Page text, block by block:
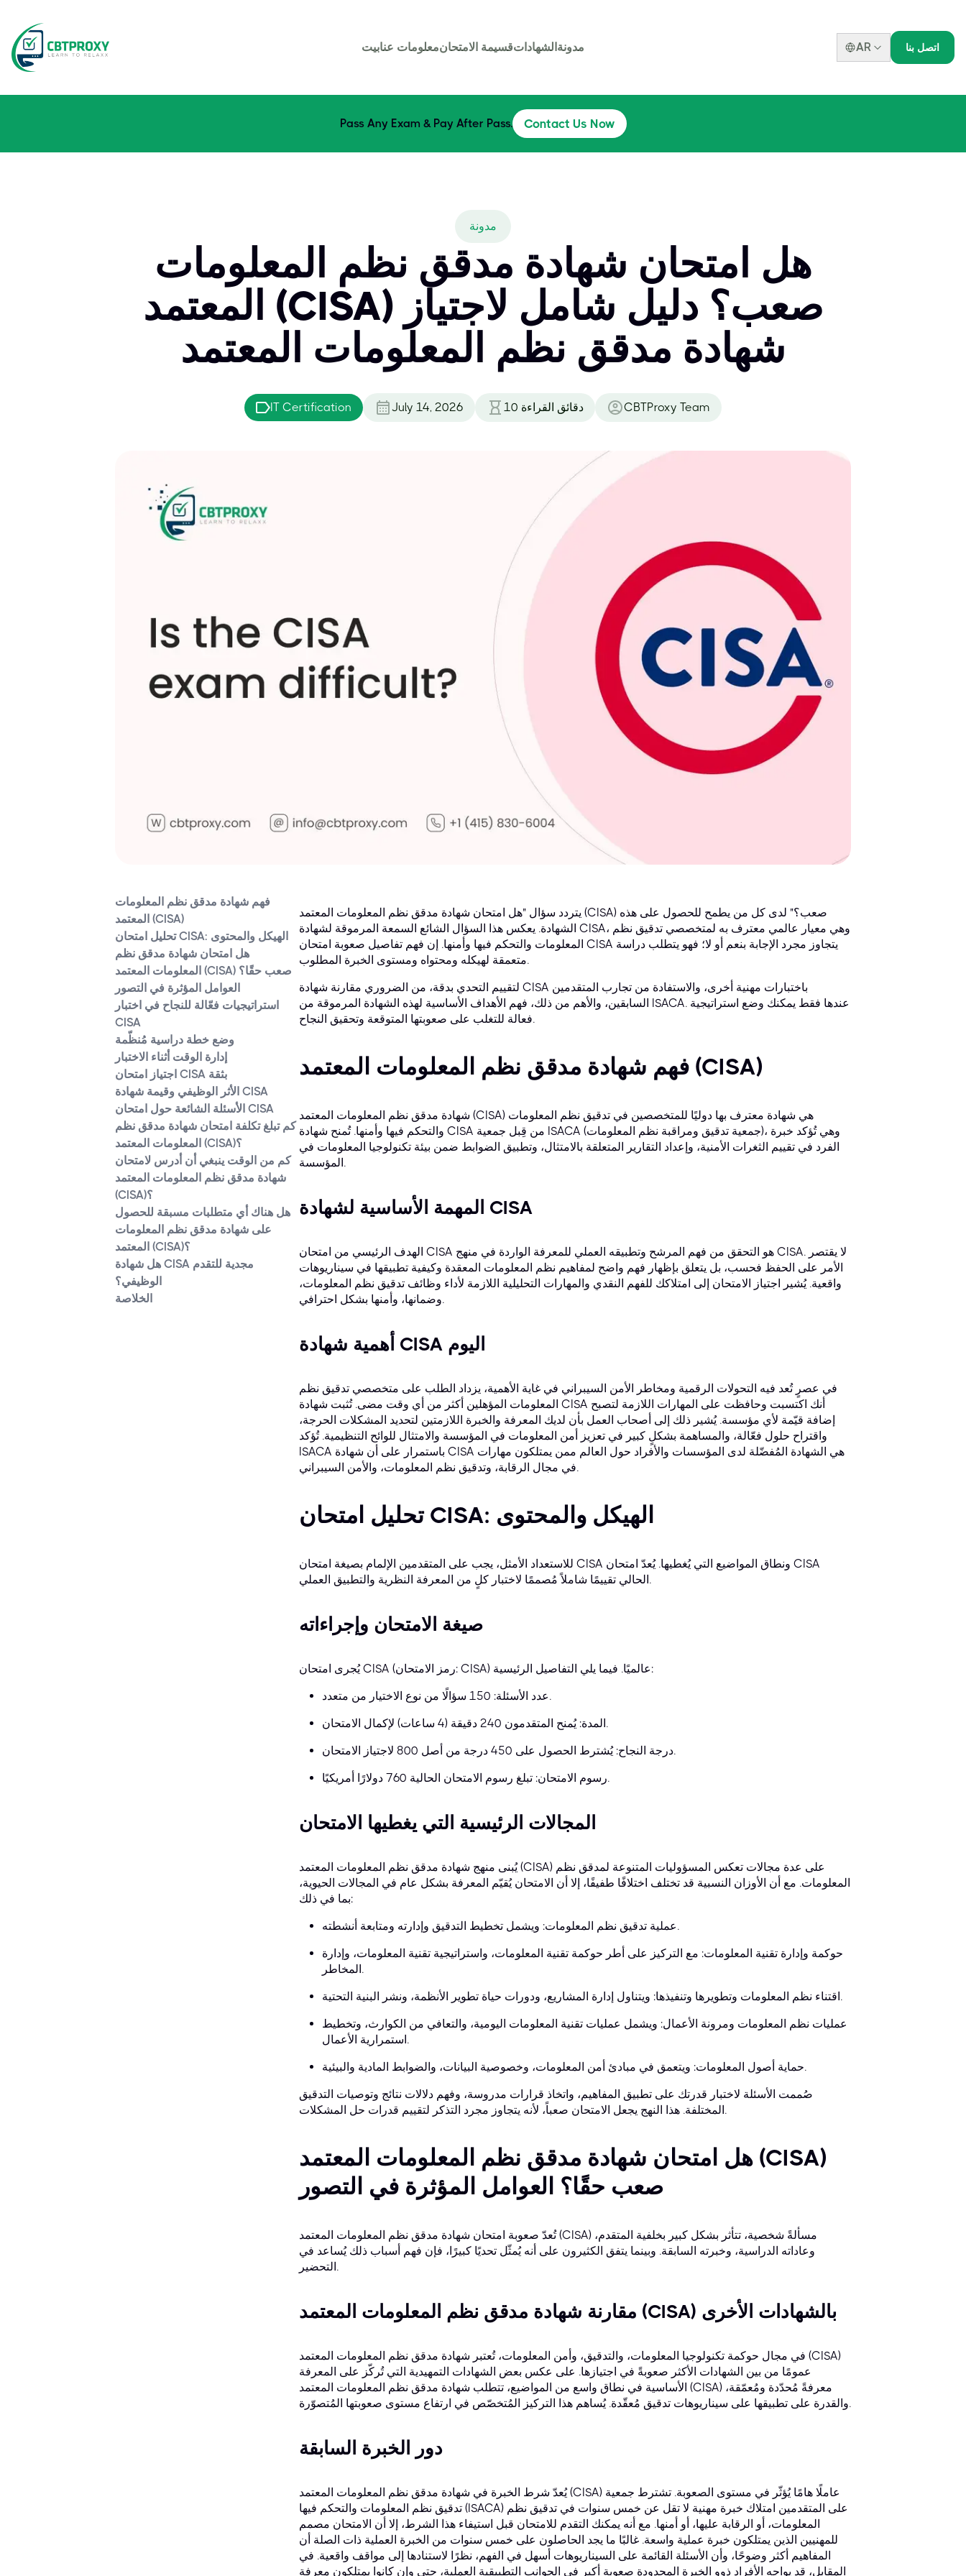
بيتمعلومات عناقسيمة الامتحانالشهاداتمدونة AR اتصل بنا
Pass Any Exam & Pay After Pass. Contact Us Now
مدونة
هل امتحان شهادة مدقق نظم المعلومات
المعتمد (CISA) صعب؟ دليل شامل لاجتياز
شهادة مدقق نظم المعلومات المعتمد
IT Certification July 14, 2026 10 دقائق القراءة CBTProxy Team
فهم شهادة مدقق نظم المعلومات
المعتمد (CISA)
تحليل امتحان CISA: الهيكل والمحتوى
هل امتحان شهادة مدقق نظم
المعلومات المعتمد (CISA) صعب حقًا؟
العوامل المؤثرة في التصور
استراتيجيات فعّالة للنجاح في اختبار
CISA
وضع خطة دراسية مُنظّمة
إدارة الوقت أثناء الاختبار
اجتياز امتحان CISA بثقة
الأثر الوظيفي وقيمة شهادة CISA
الأسئلة الشائعة حول امتحان CISA
كم تبلغ تكلفة امتحان شهادة مدقق نظم
المعلومات المعتمد (CISA)؟
كم من الوقت ينبغي أن أدرس لامتحان
شهادة مدقق نظم المعلومات المعتمد
(CISA)؟
هل هناك أي متطلبات مسبقة للحصول
على شهادة مدقق نظم المعلومات
المعتمد (CISA)؟
هل شهادة CISA مجدية للتقدم
الوظيفي؟
الخلاصة
يتردد سؤال "هل امتحان شهادة مدقق نظم المعلومات المعتمد (CISA) صعب؟" لدى كل من يطمح للحصول على هذه
الشهادة. يعكس هذا السؤال الشائع السمعة المرموقة لشهادة CISA، وهي معيار عالمي معترف به لمتخصصي تدقيق نظم
المعلومات والتحكم فيها وأمنها. إن فهم تفاصيل صعوبة امتحان CISA يتجاوز مجرد الإجابة بنعم أو لا؛ فهو يتطلب دراسة
متعمقة لهيكله ومحتواه ومستوى الخبرة المطلوب.
لتقييم التحدي بدقة، من الضروري مقارنة شهادة CISA باختبارات مهنية أخرى، والاستفادة من تجارب المتقدمين
السابقين، والأهم من ذلك، فهم الأهداف الأساسية لهذه الشهادة المرموقة من ISACA. عندها فقط يمكنك وضع استراتيجية
فعالة للتغلب على صعوبتها المتوقعة وتحقيق النجاح.
فهم شهادة مدقق نظم المعلومات المعتمد (CISA)
شهادة مدقق نظم المعلومات المعتمد (CISA) هي شهادة معترف بها دوليًا للمتخصصين في تدقيق نظم المعلومات
والتحكم فيها وأمنها. تُمنح شهادة CISA من قِبل جمعية ISACA (جمعية تدقيق ومراقبة نظم المعلومات)، وهي تُؤكد خبرة
الفرد في تقييم الثغرات الأمنية، وإعداد التقارير المتعلقة بالامتثال، وتطبيق الضوابط ضمن بيئة تكنولوجيا المعلومات في
المؤسسة.
المهمة الأساسية لشهادة CISA
الهدف الرئيسي من امتحان CISA هو التحقق من فهم المرشح وتطبيقه العملي للمعرفة الواردة في منهج CISA. لا يقتصر
الأمر على الحفظ فحسب، بل يتعلق بإظهار فهم واضح لمفاهيم نظم المعلومات المعقدة وكيفية تطبيقها في سيناريوهات
واقعية. يُشير اجتياز الامتحان إلى امتلاكك للفهم النقدي والمهارات التحليلية اللازمة لأداء وظائف تدقيق نظم المعلومات،
وضمانها، وأمنها بشكل احترافي.
أهمية شهادة CISA اليوم
في عصرٍ تُعد فيه التحولات الرقمية ومخاطر الأمن السيبراني في غاية الأهمية، يزداد الطلب على متخصصي تدقيق نظم
المعلومات المؤهلين أكثر من أي وقت مضى. تُثبت شهادة CISA أنك اكتسبت وحافظت على المهارات اللازمة لتصبح
إضافة قيّمة لأي مؤسسة. يُشير ذلك إلى أصحاب العمل بأن لديك المعرفة والخبرة اللازمتين لتحديد المشكلات الحرجة،
واقتراح حلول فعّالة، والمساهمة بشكلٍ كبير في تعزيز أمن المعلومات في المؤسسة والامتثال للوائح التنظيمية. تُؤكد
ISACA باستمرار على أن شهادة CISA هي الشهادة المُفضّلة لدى المؤسسات والأفراد حول العالم ممن يمتلكون مهارات
في مجال الرقابة، وتدقيق نظم المعلومات، والأمن السيبراني.
تحليل امتحان CISA: الهيكل والمحتوى
للاستعداد الأمثل، يجب على المتقدمين الإلمام بصيغة امتحان CISA ونطاق المواضيع التي يُغطيها. يُعدّ امتحان CISA
الحالي تقييمًا شاملاً مُصممًا لاختبار كلٍ من المعرفة النظرية والتطبيق العملي.
صيغة الامتحان وإجراءاته
يُجرى امتحان CISA (رمز الامتحان: CISA) عالميًا. فيما يلي التفاصيل الرئيسية:
عدد الأسئلة: 150 سؤالًا من نوع الاختيار من متعدد.
المدة: يُمنح المتقدمون 240 دقيقة (4 ساعات) لإكمال الامتحان.
درجة النجاح: يُشترط الحصول على 450 درجة من أصل 800 لاجتياز الامتحان.
رسوم الامتحان: تبلغ رسوم الامتحان الحالية 760 دولارًا أمريكيًا.
المجالات الرئيسية التي يغطيها الامتحان
يُبنى منهج شهادة مدقق نظم المعلومات المعتمد (CISA) على عدة مجالات تعكس المسؤوليات المتنوعة لمدقق نظم
المعلومات. مع أن الأوزان النسبية قد تختلف اختلافًا طفيفًا، إلا أن الامتحان يُقيّم المعرفة بشكل عام في المجالات الحيوية،
بما في ذلك:
عملية تدقيق نظم المعلومات: ويشمل تخطيط التدقيق وإدارته ومتابعة أنشطته.
حوكمة وإدارة تقنية المعلومات: مع التركيز على أطر حوكمة تقنية المعلومات، واستراتيجية تقنية المعلومات، وإدارة
المخاطر.
اقتناء نظم المعلومات وتطويرها وتنفيذها: ويتناول إدارة المشاريع، ودورات حياة تطوير الأنظمة، ونشر البنية التحتية.
عمليات نظم المعلومات ومرونة الأعمال: ويشمل عمليات تقنية المعلومات اليومية، والتعافي من الكوارث، وتخطيط
استمرارية الأعمال.
حماية أصول المعلومات: ويتعمق في مبادئ أمن المعلومات، وخصوصية البيانات، والضوابط المادية والبيئية.
صُممت الأسئلة لاختبار قدرتك على تطبيق المفاهيم، واتخاذ قرارات مدروسة، وفهم دلالات نتائج وتوصيات التدقيق
المختلفة. هذا النهج يجعل الامتحان صعباً، لأنه يتجاوز مجرد التذكر لتقييم قدرات حل المشكلات.
هل امتحان شهادة مدقق نظم المعلومات المعتمد (CISA)
صعب حقًا؟ العوامل المؤثرة في التصور
تُعدّ صعوبة امتحان شهادة مدقق نظم المعلومات المعتمد (CISA) مسألةً شخصية، تتأثر بشكل كبير بخلفية المتقدم،
وعاداته الدراسية، وخبرته السابقة. وبينما يتفق الكثيرون على أنه يُمثّل تحديًا كبيرًا، فإن فهم أسباب ذلك يُساعد في
التحضير.
مقارنة شهادة مدقق نظم المعلومات المعتمد (CISA) بالشهادات الأخرى
في مجال حوكمة تكنولوجيا المعلومات، والتدقيق، وأمن المعلومات، تُعتبر شهادة مدقق نظم المعلومات المعتمد (CISA)
عمومًا من بين الشهادات الأكثر صعوبةً في اجتيازها. على عكس بعض الشهادات التمهيدية التي تُركّز على المعرفة
الأساسية في نطاق واسع من المواضيع، تتطلب شهادة مدقق نظم المعلومات المعتمد (CISA) معرفةً مُحدّدة ومُعمّقة،
والقدرة على تطبيقها على سيناريوهات تدقيق مُعقّدة. يُساهم هذا التركيز المُتخصّص في ارتفاع مستوى صعوبتها المُتصوّرة.
دور الخبرة السابقة
يُعدّ شرط الخبرة في شهادة مدقق نظم المعلومات المعتمد (CISA) عاملًا هامًا يُؤثّر في مستوى الصعوبة. تشترط جمعية
تدقيق نظم المعلومات والتحكم فيها (ISACA) على المتقدمين امتلاك خبرة مهنية لا تقل عن خمس سنوات في تدقيق نظم
المعلومات، أو الرقابة عليها، أو أمنها. مع أنه يمكنك التقدم للامتحان قبل استيفاء هذا الشرط، إلا أن الامتحان مصمم
للمهنيين الذين يمتلكون خبرة عملية واسعة. غالبًا ما يجد الحاصلون على خمس سنوات من الخبرة العملية ذات الصلة أن
المفاهيم أكثر وضوحًا، وأن الأسئلة القائمة على السيناريوهات أسهل في الفهم، نظرًا لاستنادها إلى مواقف واقعية. في
المقابل، قد يواجه الأفراد ذوو الخبرة المحدودة صعوبة أكبر في الجوانب التطبيقية العملية، حتى وإن كانوا يمتلكون معرفة